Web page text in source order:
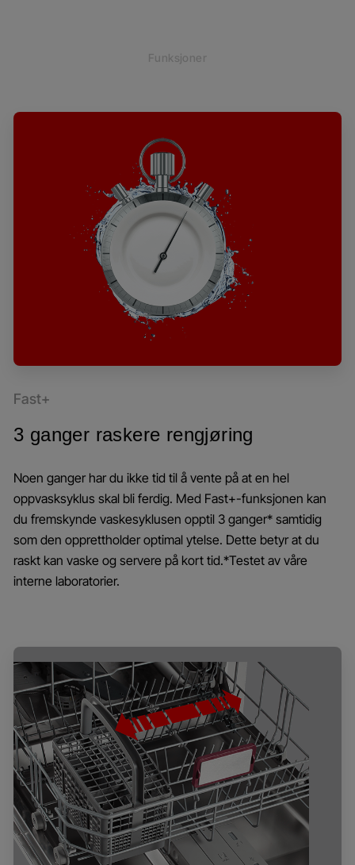
Funksjoner
Fast+
3 ganger raskere rengjøring
Noen ganger har du ikke tid til å vente på at en hel
oppvasksyklus skal bli ferdig. Med Fast+-funksjonen kan
du fremskynde vaskesyklusen opptil 3 ganger* samtidig
som den opprettholder optimal ytelse. Dette betyr at du
raskt kan vaske og servere på kort tid.*Testet av våre
interne laboratorier.